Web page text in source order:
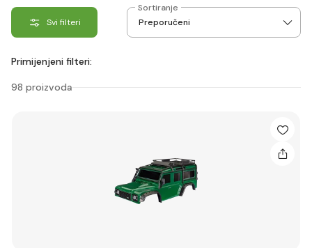
Svi filteri
Sortiranje
Primijenjeni filteri:
98 proizvoda